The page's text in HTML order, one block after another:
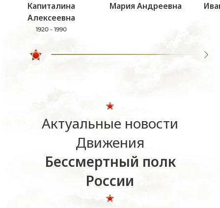
Капиталина
Алексеевна
1920 - 1990
Мария Андреевна
Актуальные новости
Движения
Бессмертный полк
России